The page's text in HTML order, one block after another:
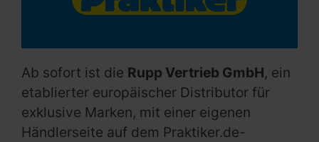
Ab sofort ist die Rupp Vertrieb GmbH, ein
etablierter europäischer Distributor für
exklusive Marken, mit einer eigenen
Händlerseite auf dem Praktiker.de-